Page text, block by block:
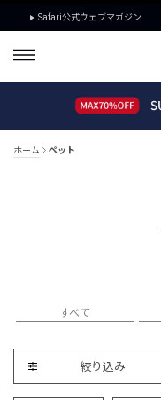
Safari公式ウェブマガジン
ホーム ペット
すべて
絞り込み